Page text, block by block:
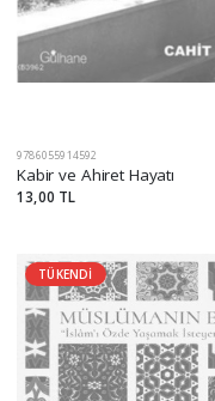
9786055914592
Kabir ve Ahiret Hayatı
13,00 TL
TÜKENDİ